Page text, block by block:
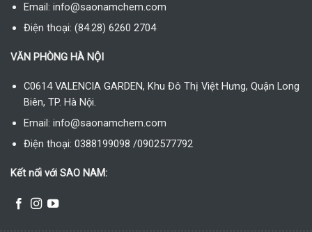
Email: info@saonamchem.com
Điện thoại: (84.28) 6260 2704
VĂN PHÒNG HÀ NỘI
C0614 VALENCIA GARDEN, Khu Đô Thị Việt Hưng, Quận Long
Biên, TP. Hà Nội.
Email: info@saonamchem.com
Điện thoại: 0388199098 /0902577792
Kết nối với SAO NAM: